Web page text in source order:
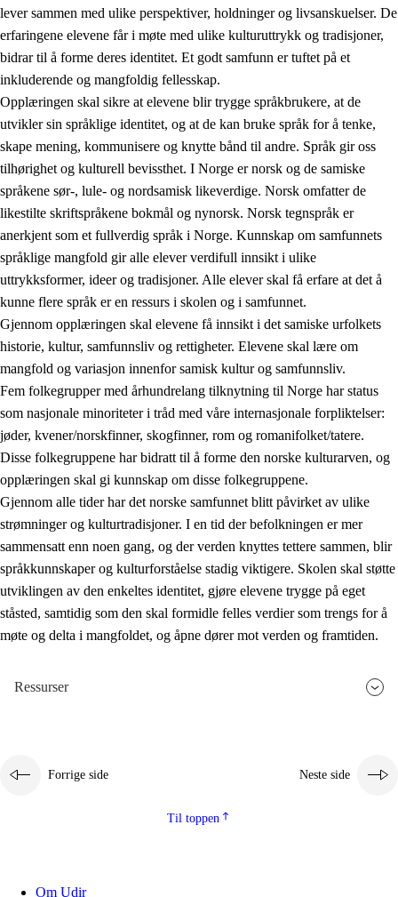
lever sammen med ulike perspektiver, holdninger og livsanskuelser. De
erfaringene elevene får i møte med ulike kulturuttrykk og tradisjoner,
bidrar til å forme deres identitet. Et godt samfunn er tuftet på et
inkluderende og mangfoldig fellesskap.
Opplæringen skal sikre at elevene blir trygge språkbrukere, at de
utvikler sin språklige identitet, og at de kan bruke språk for å tenke,
skape mening, kommunisere og knytte bånd til andre. Språk gir oss
tilhørighet og kulturell bevissthet. I Norge er norsk og de samiske
språkene sør-, lule- og nordsamisk likeverdige. Norsk omfatter de
likestilte skriftspråkene bokmål og nynorsk. Norsk tegnspråk er
anerkjent som et fullverdig språk i Norge. Kunnskap om samfunnets
språklige mangfold gir alle elever verdifull innsikt i ulike
uttrykksformer, ideer og tradisjoner. Alle elever skal få erfare at det å
kunne flere språk er en ressurs i skolen og i samfunnet.
Gjennom opplæringen skal elevene få innsikt i det samiske urfolkets
historie, kultur, samfunnsliv og rettigheter. Elevene skal lære om
mangfold og variasjon innenfor samisk kultur og samfunnsliv.
Fem folkegrupper med århundrelang tilknytning til Norge har status
som nasjonale minoriteter i tråd med våre internasjonale forpliktelser:
jøder, kvener/norskfinner, skogfinner, rom og romanifolket/tatere.
Disse folkegruppene har bidratt til å forme den norske kulturarven, og
opplæringen skal gi kunnskap om disse folkegruppene.
Gjennom alle tider har det norske samfunnet blitt påvirket av ulike
strømninger og kulturtradisjoner. I en tid der befolkningen er mer
sammensatt enn noen gang, og der verden knyttes tettere sammen, blir
språkkunnskaper og kulturforståelse stadig viktigere. Skolen skal støtte
utviklingen av den enkeltes identitet, gjøre elevene trygge på eget
ståsted, samtidig som den skal formidle felles verdier som trengs for å
møte og delta i mangfoldet, og åpne dører mot verden og framtiden.
Ressurser
Forrige side Neste side
Til toppen
Om Udir